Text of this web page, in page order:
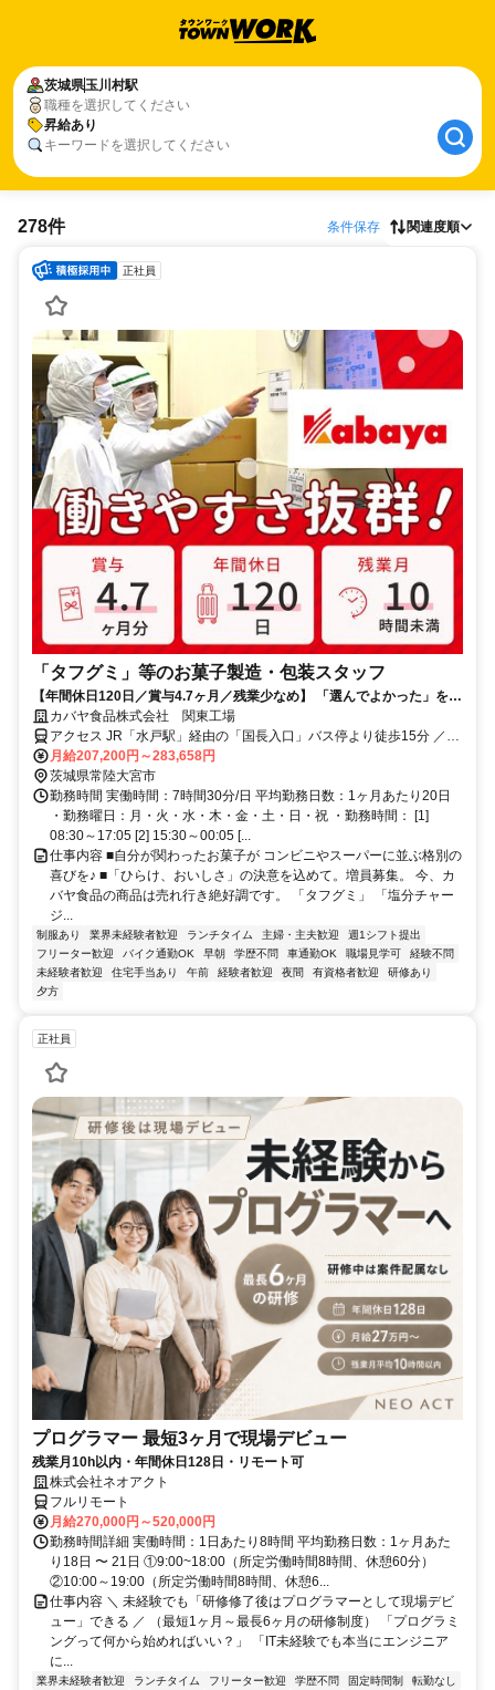
茨城県玉川村駅
職種を選択してください
昇給あり
キーワードを選択してください
278件 条件保存 関連度順
正社員
「タフグミ」等のお菓子製造・包装スタッフ
【年間休日120日／賞与4.7ヶ月／残業少なめ】 「選んでよかった」を、
働くすべての人に。「タフグミ」「塩分チャージタブレッツ」「セボン
スター」「さくさくぱんだ」「ほねほねザウルス」等のヒット連発を支
える誇りと、業界屈指の待遇を同時に手に入れませんか？ 平均勤続16.5
年が証明する「心理的安全」と、最新設備のクリーンルームで叶える
「スマートな働き方」。 ただの作業で終わらせない、日本中の笑顔を作
る司令塔へ。 カバヤ食品なら、仕事のやりがいも、家族との大切な時間
も、何ひとつ妥協する必要はありません。
カバヤ食品株式会社 関東工場
アクセス JR「水戸駅」経由の「国長入口」バス停より徒歩15分 ／マ
イカー通勤OK／無料駐車場完備
月給207,200円～283,658円
茨城県常陸大宮市
勤務時間 実働時間：7時間30分/日 平均勤務日数：1ヶ月あたり20日
・勤務曜日：月・火・水・木・金・土・日・祝 ・勤務時間： [1]
08:30～17:05 [2] 15:30～00:05 [...
仕事内容 ■自分が関わったお菓子が コンビニやスーパーに並ぶ格別の
喜びを♪ ■「ひらけ、おいしさ」の決意を込めて。増員募集。 今、カ
バヤ食品の商品は売れ行き絶好調です。 「タフグミ」 「塩分チャー
ジ...
制服あり 業界未経験者歓迎 ランチタイム 主婦・主夫歓迎
週1シフト提出
フリーター歓迎
バイク通勤OK 早朝 学歴不問 車通勤OK 職場見学可
経験不問
未経験者歓迎
住宅手当あり 午前 経験者歓迎 夜間 有資格者歓迎
研修あり
夕方
正社員
プログラマー 最短3ヶ月で現場デビュー
残業月10h以内・年間休日128日・リモート可
株式会社ネオアクト
フルリモート
月給270,000円～520,000円
勤務時間詳細 実働時間：1日あたり8時間 平均勤務日数：1ヶ月あた
り18日 〜 21日 ①9:00~18:00（所定労働時間8時間、休憩60分）
②10:00～19:00（所定労働時間8時間、休憩6...
仕事内容 ＼ 未経験でも「研修修了後はプログラマーとして現場デビ
ュー」できる ／ （最短1ヶ月～最長6ヶ月の研修制度） 「プログラミ
ングって何から始めればいい？」 「IT未経験でも本当にエンジニア
に...
業界未経験者歓迎 ランチタイム フリーター歓迎 学歴不問 固定時間制
転勤なし